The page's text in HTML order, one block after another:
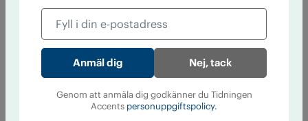
Nej, tack
Genom att anmäla dig godkänner du Tidningen
Accents personuppgiftspolicy.